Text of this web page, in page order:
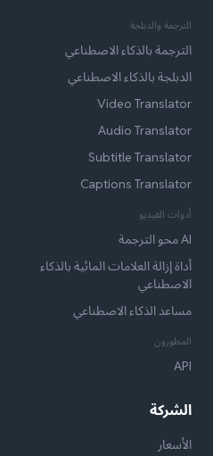
الترجمة والدبلجة
الترجمة بالذكاء الاصطناعي
الدبلجة بالذكاء الاصطناعي
Video Translator
Audio Translator
Subtitle Translator
Captions Translator
أدوات الفيديو
AI محو الترجمة
أداة إزالة العلامات المائية بالذكاء
الاصطناعي
مساعد الذكاء الاصطناعي
المطورون
API
الشركة
الأسعار